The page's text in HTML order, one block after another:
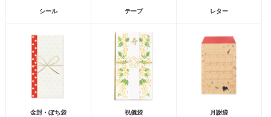
シール テープ レター
金封・ぽち袋 祝儀袋 月謝袋